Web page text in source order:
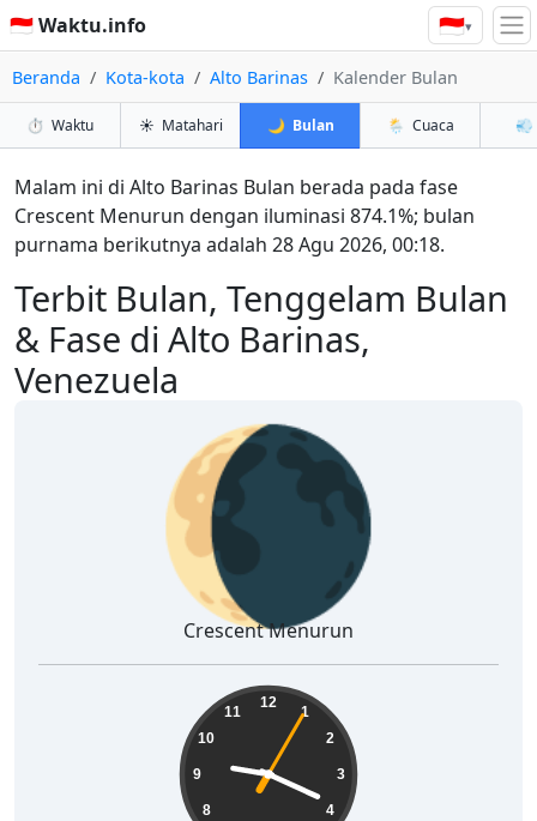
🇮🇩 Waktu.info 🇮🇩▾
Beranda Kota-kota Alto Barinas Kalender Bulan
⏱️ Waktu ☀️ Matahari 🌙 Bulan 🌦️ Cuaca 💨
Terbit Bulan, Tenggelam Bulan
& Fase di Alto Barinas,
Venezuela
Malam ini di Alto Barinas Bulan berada pada fase
Crescent Menurun dengan iluminasi 874.1%; bulan
purnama berikutnya adalah 28 Agu 2026, 00:18.
🌘
Crescent Menurun
12
1
2
3
4
8
9
10
11